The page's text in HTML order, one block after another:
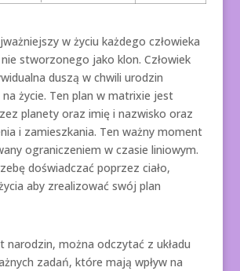
w życiu każdego człowieka
stworzonego jako klon. Człowiek
duszą w chwili urodzin
życie. Ten plan w matrixie jest
planety oraz imię i nazwisko oraz
i zamieszkania. Ten ważny moment
ograniczeniem w czasie liniowym.
doświadczać poprzez ciało,
aby zrealizować swój plan
narodzin, można odczytać z układu
zadań, które mają wpływ na